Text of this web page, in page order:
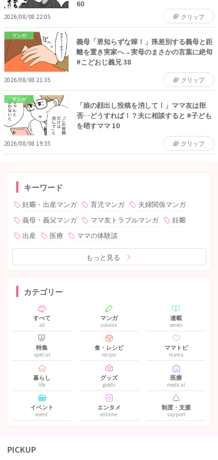
60
2026/08/08 22:05 クリップ
マンガ
義母「恩知らずな嫁！」孫差別する義母と距
離を置き実家へ→実母のまさかの言葉に絶句
#こどおじ義兄 38
2026/08/08 21:35 クリップ
マンガ
「娘の顔出し投稿を消して！」ママ友は拒
否…どうすれば！？夫に相談すると #子ども
を晒すママ 10
2026/08/08 19:35 クリップ
キーワード
妊娠・出産マンガ 育児マンガ
夫婦関係マンガ
義母・義父マンガ
ママ友トラブルマンガ
妊娠
出産
医療 ママの体験談
もっと見る
カテゴリー
すべて
all
マンガ
column
連載
series
特集
special
食・レシピ
recipe
ママトピ
mama
暮らし
life
グッズ
goods
医療
medical
イベント
event
エンタメ
entame
制度・支援
support
PICKUP